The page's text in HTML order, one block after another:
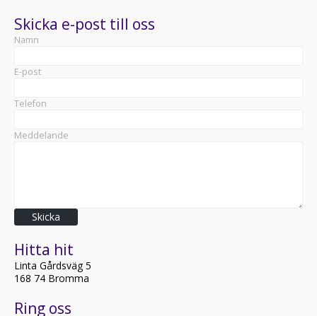
Skicka e-post till oss
Namn
E-post
Telefon
Meddelande
Skicka
Hitta hit
Linta Gårdsväg 5
168 74 Bromma
Ring oss